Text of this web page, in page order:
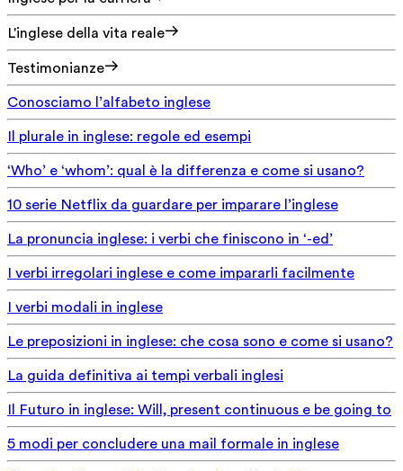
L'inglese della vita reale
Testimonianze
Conosciamo l’alfabeto inglese
Il plurale in inglese: regole ed esempi
‘Who’ e ‘whom’: qual è la differenza e come si usano?
10 serie Netflix da guardare per imparare l’inglese
La pronuncia inglese: i verbi che finiscono in ‘-ed’
I verbi irregolari inglese e come impararli facilmente
I verbi modali in inglese
Le preposizioni in inglese: che cosa sono e come si usano?
La guida definitiva ai tempi verbali inglesi
Il Futuro in inglese: Will, present continuous e be going to
5 modi per concludere una mail formale in inglese